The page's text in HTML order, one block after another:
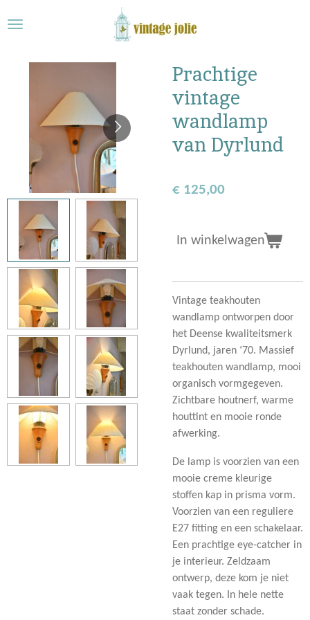
direct
Prachtige
vintage
wandlamp
van Dyrlund
€ 125,00
In winkelwagen
Vintage teakhouten
wandlamp ontworpen door
het Deense kwaliteitsmerk
Dyrlund, jaren ‘70. Massief
teakhouten wandlamp, mooi
organisch vormgegeven.
Zichtbare houtnerf, warme
houttint en mooie ronde
afwerking.
De lamp is voorzien van een
mooie creme kleurige
stoffen kap in prisma vorm.
Voorzien van een reguliere
E27 fitting en een schakelaar.
Een prachtige eye-catcher in
je interieur. Zeldzaam
ontwerp, deze kom je niet
vaak tegen. In hele nette
staat zonder schade.